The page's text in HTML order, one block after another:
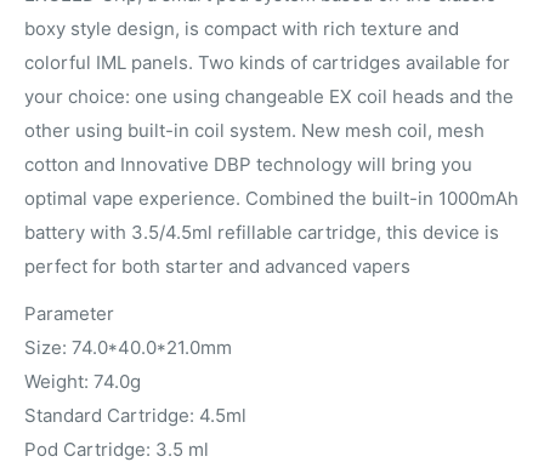
boxy style design, is compact with rich texture and
colorful IML panels. Two kinds of cartridges available for
your choice: one using changeable EX coil heads and the
other using built-in coil system. New mesh coil, mesh
cotton and Innovative DBP technology will bring you
optimal vape experience. Combined the built-in 1000mAh
battery with 3.5/4.5ml refillable cartridge, this device is
perfect for both starter and advanced vapers
Parameter
Size: 74.0*40.0*21.0mm
Weight: 74.0g
Standard Cartridge: 4.5ml
Pod Cartridge: 3.5 ml